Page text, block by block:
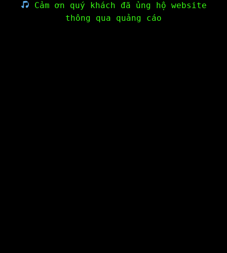
Cảm ơn quý khách đã ủng hộ website
thông qua quảng cáo